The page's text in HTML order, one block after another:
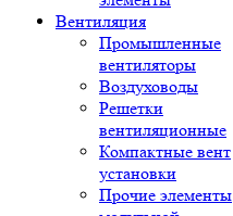
Вентиляция
Промышленные
вентиляторы
Воздуховоды
Решетки
вентиляционные
Компактные вент
установки
Прочие элементы